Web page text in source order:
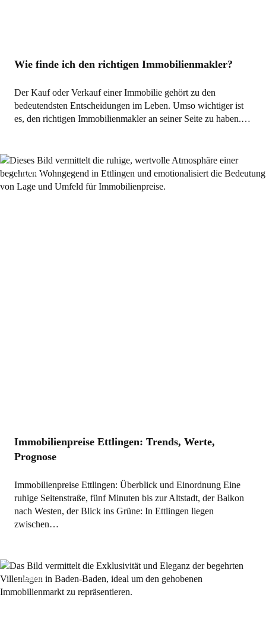
Wie finde ich den richtigen Immobilienmakler?
Der Kauf oder Verkauf einer Immobilie gehört zu den
bedeutendsten Entscheidungen im Leben. Umso wichtiger ist
es, den richtigen Immobilienmakler an seiner Seite zu haben.…
Allgemein
Immobilienpreise Ettlingen: Trends, Werte,
Prognose
Immobilienpreise Ettlingen: Überblick und Einordnung Eine
ruhige Seitenstraße, fünf Minuten bis zur Altstadt, der Balkon
nach Westen, der Blick ins Grüne: In Ettlingen liegen
zwischen…
Allgemein